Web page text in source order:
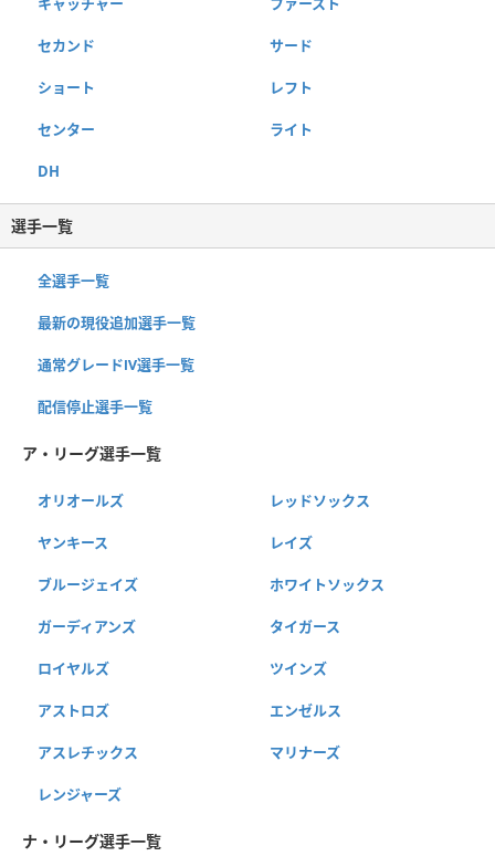
セカンド サード
ショート レフト
センター ライト
DH
選手一覧
全選手一覧
最新の現役追加選手一覧
通常グレードⅣ選手一覧
配信停止選手一覧
ア・リーグ選手一覧
オリオールズ レッドソックス
ヤンキース レイズ
ブルージェイズ ホワイトソックス
ガーディアンズ タイガース
ロイヤルズ ツインズ
アストロズ エンゼルス
アスレチックス マリナーズ
レンジャーズ
ナ・リーグ選手一覧